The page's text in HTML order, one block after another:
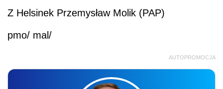
Z Helsinek Przemysław Molik (PAP)
pmo/ mal/
AUTOPROMOCJA